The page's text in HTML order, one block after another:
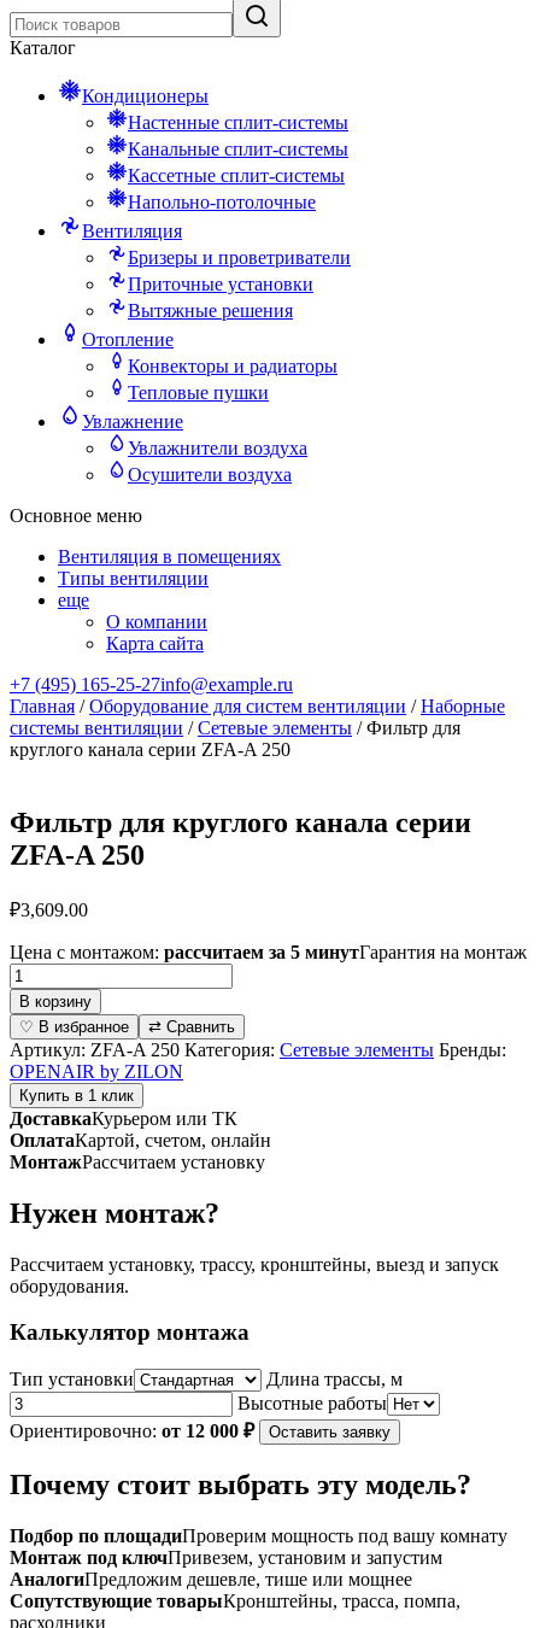
Каталог
Кондиционеры
Настенные сплит-системы
Канальные сплит-системы
Кассетные сплит-системы
Напольно-потолочные
Вентиляция
Бризеры и проветриватели
Приточные установки
Вытяжные решения
Отопление
Конвекторы и радиаторы
Тепловые пушки
Увлажнение
Увлажнители воздуха
Осушители воздуха
Основное меню
Вентиляция в помещениях
Типы вентиляции
еще
О компании
Карта сайта
+7 (495) 165-25-27info@example.ru
Главная /Оборудование для систем вентиляции /Наборные
системы вентиляции /Сетевые элементы / Фильтр для
круглого канала серии ZFA-A 250
Фильтр для круглого канала серии
ZFA-A 250
₽3,609.00
Цена с монтажом: рассчитаем за 5 минутГарантия на монтаж
Количество
товара
Фильтр
для
круглого
канала
серии
ZFA-
A
250
В корзину
♡ В избранное
⇄ Сравнить
Артикул: ZFA-A 250 Категория: Сетевые элементы Бренды:
OPENAIR by ZILON
Купить в 1 клик
ДоставкаКурьером или ТК
ОплатаКартой, счетом, онлайн
МонтажРассчитаем установку
Нужен монтаж?
Рассчитаем установку, трассу, кронштейны, выезд и запуск
оборудования.
Калькулятор монтажа
Тип установки
Длина трассы, м
Высотные работы
Ориентировочно: от 12 000 ₽ Оставить заявку
Почему стоит выбрать эту модель?
Подбор по площадиПроверим мощность под вашу комнату
Монтаж под ключПривезем, установим и запустим
АналогиПредложим дешевле, тише или мощнее
Сопутствующие товарыКронштейны, трасса, помпа,
расходники